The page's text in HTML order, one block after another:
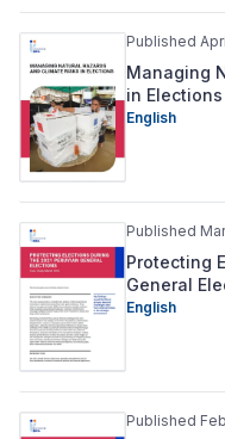
Published
Managing
in Elections
English
Published
Protecting
General
English
Published